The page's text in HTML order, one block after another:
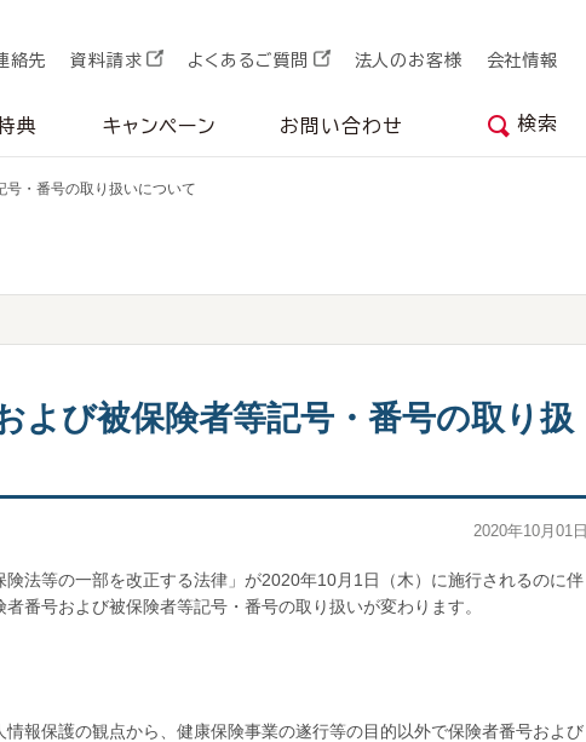
絡先 資料請求 よくあるご質問 法人のお客様 会社情報
典 キャンペーン お問い合わせ 検索
・番号の取り扱いについて
よび被保険者等記号・番号の取り扱
2020年10月01日
法等の一部を改正する法律」が2020年10月1日（木）に施行されるのに伴
番号および被保険者等記号・番号の取り扱いが変わります。
報保護の観点から、健康保険事業の遂行等の目的以外で保険者番号および